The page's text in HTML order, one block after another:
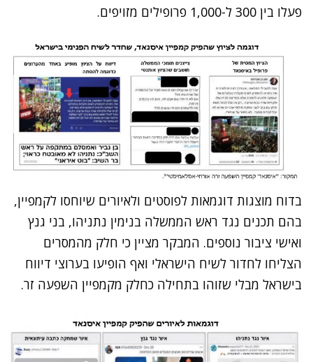
פעלו בין 300 ל-1,000 פרופילים מזויפים
.
בדוח מוצגות דוגמאות לפוסטים ולאיורים שיוחסו לקמפיין,
בהם תכנים נגד ראש הממשלה בנימין נתניהו, בני גנץ
ואישי ציבור נוספים. המבקר מציין כי חלק מהמסרים
הצליחו לחדור לשיח הישראלי ואף הופיעו בערוצי דיווח
בישראל מבלי שזוהו בתחילה כחלק מקמפיין השפעה זר.